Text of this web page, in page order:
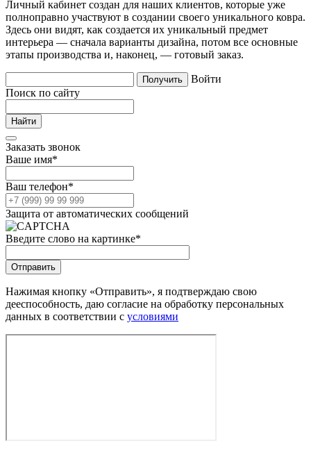
Личный кабинет создан для наших клиентов, которые уже
полноправно участвуют в создании своего уникального ковра.
Здесь они видят, как создается их уникальный предмет
интерьера — сначала варианты дизайна, потом все основные
этапы производства и, наконец, — готовый заказ.
Войти
Поиск по сайту
Заказать звонок
Ваше имя*
Ваш телефон*
Защита от автоматических сообщений
Введите слово на картинке*
Нажимая кнопку «Отправить», я подтверждаю свою
дееспособность, даю согласие на обработку персональных
данных в соответствии с условиями